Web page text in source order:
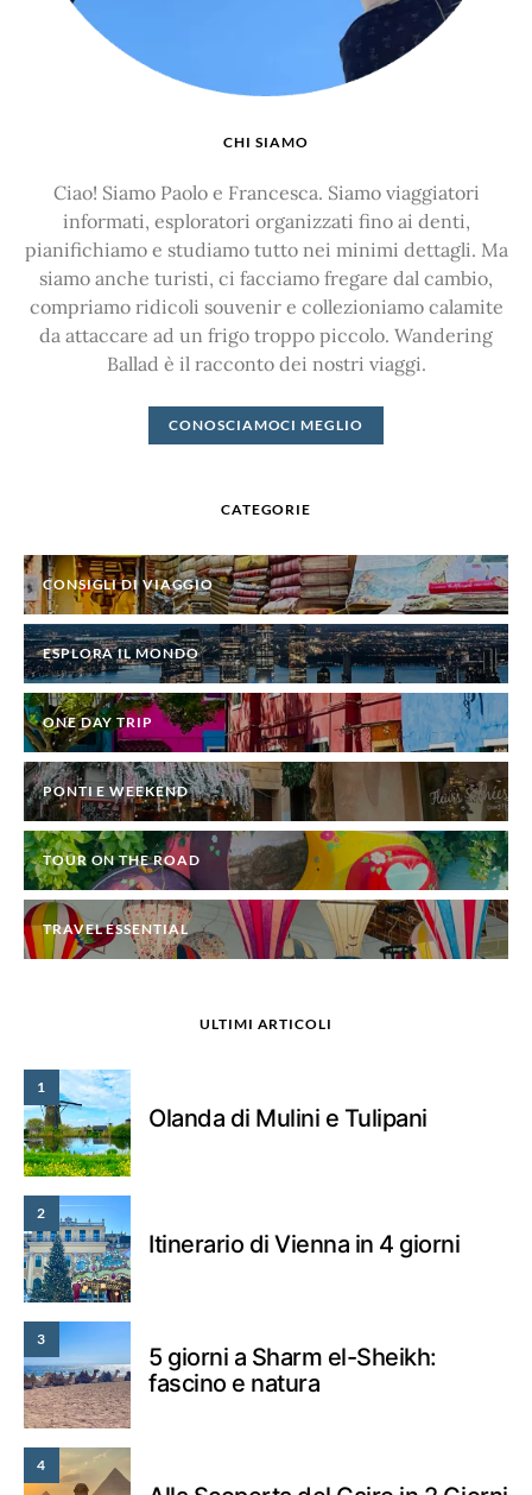
CHI SIAMO
Ciao! Siamo Paolo e Francesca. Siamo viaggiatori
informati, esploratori organizzati fino ai denti,
pianifichiamo e studiamo tutto nei minimi dettagli. Ma
siamo anche turisti, ci facciamo fregare dal cambio,
compriamo ridicoli souvenir e collezioniamo calamite
da attaccare ad un frigo troppo piccolo. Wandering
Ballad è il racconto dei nostri viaggi.
CONOSCIAMOCI MEGLIO
CATEGORIE
CONSIGLI DI VIAGGIO
ESPLORA IL MONDO
ONE DAY TRIP
PONTI E WEEKEND
TOUR ON THE ROAD
TRAVEL ESSENTIAL
ULTIMI ARTICOLI
1
Olanda di Mulini e Tulipani
2
Itinerario di Vienna in 4 giorni
3
5 giorni a Sharm el-Sheikh:
fascino e natura
4